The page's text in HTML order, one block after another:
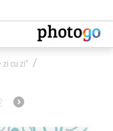
zi cu zi" /